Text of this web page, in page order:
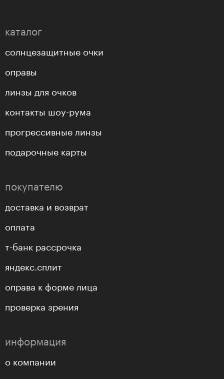
каталог
солнцезащитные очки
оправы
линзы для очков
контакты шоу-рума
прогрессивные линзы
подарочные карты
покупателю
доставка и возврат
оплата
т-банк рассрочка
яндекс.сплит
оправа к форме лица
проверка зрения
информация
о компании